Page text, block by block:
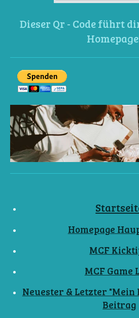
Dieser Qr - Code führt
Homepage
MCF
MCF Game
Neuester & Letzter "Mein
Beitrag